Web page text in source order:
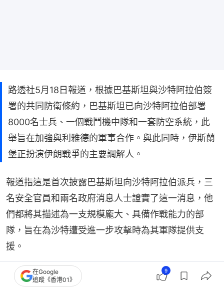
路透社5月18日報道，根據巴基斯坦與沙特阿拉伯簽
署的共同防衛條約，巴基斯坦已向沙特阿拉伯部署
8000名士兵、一個戰鬥機中隊和一套防空系統，此
舉旨在加強與利雅德的軍事合作。與此同時，伊斯蘭
堡正扮演伊朗戰爭的主要調解人。
報道指這是首次披露巴基斯坦向沙特阿拉伯派兵，三
名安全官員和兩名政府消息人士證實了這一消息，他
們都將其描述為一支規模龐大、具備作戰能力的部
隊，旨在為沙特遭受進一步攻擊時為其軍隊提供支
援。
在Google
追蹤《香港01》
9